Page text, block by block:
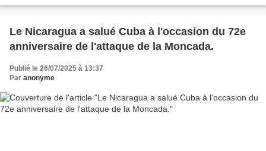
Le Nicaragua a salué Cuba à l'occasion du 72e
anniversaire de l'attaque de la Moncada.
Publié le 26/07/2025 à 13:37
Par anonyme